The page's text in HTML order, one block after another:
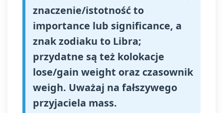
znaczenie/istotność to
importance lub significance, a
znak zodiaku to Libra;
przydatne są też kolokacje
lose/gain weight oraz czasownik
weigh. Uważaj na fałszywego
przyjaciela mass.